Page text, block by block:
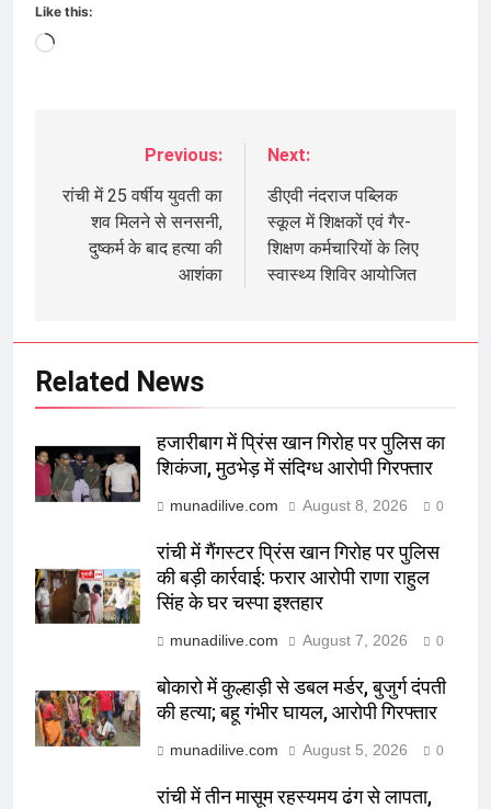
Like this:
Loading…
navigation
Previous:
रांची में 25 वर्षीय युवती का
शव मिलने से सनसनी,
दुष्कर्म के बाद हत्या की
आशंका
Next:
डीएवी नंदराज पब्लिक
स्कूल में शिक्षकों एवं गैर-
शिक्षण कर्मचारियों के लिए
स्वास्थ्य शिविर आयोजित
Related News
हजारीबाग में प्रिंस खान गिरोह पर पुलिस का
शिकंजा, मुठभेड़ में संदिग्ध आरोपी गिरफ्तार
munadilive.com August 8, 2026 0
रांची में गैंगस्टर प्रिंस खान गिरोह पर पुलिस
की बड़ी कार्रवाई: फरार आरोपी राणा राहुल
सिंह के घर चस्पा इश्तहार
munadilive.com August 7, 2026 0
बोकारो में कुल्हाड़ी से डबल मर्डर, बुजुर्ग दंपती
की हत्या; बहू गंभीर घायल, आरोपी गिरफ्तार
munadilive.com August 5, 2026 0
रांची में तीन मासूम रहस्यमय ढंग से लापता,